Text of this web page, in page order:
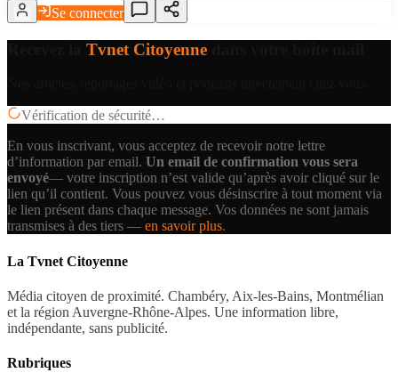
Se connecter
Tvnet Citoyenne
Vérification de sécurité…
En vous inscrivant, vous acceptez de recevoir notre lettre
d’information par email. Un email de confirmation vous sera
envoyé— votre inscription n’est valide qu’après avoir cliqué sur le
lien qu’il contient. Vous pouvez vous désinscrire à tout moment via
le lien présent dans chaque message. Vos données ne sont jamais
transmises à des tiers — en savoir plus.
La Tvnet Citoyenne
Média citoyen de proximité. Chambéry, Aix-les-Bains, Montmélian
et la région Auvergne-Rhône-Alpes. Une information libre,
indépendante, sans publicité.
Rubriques